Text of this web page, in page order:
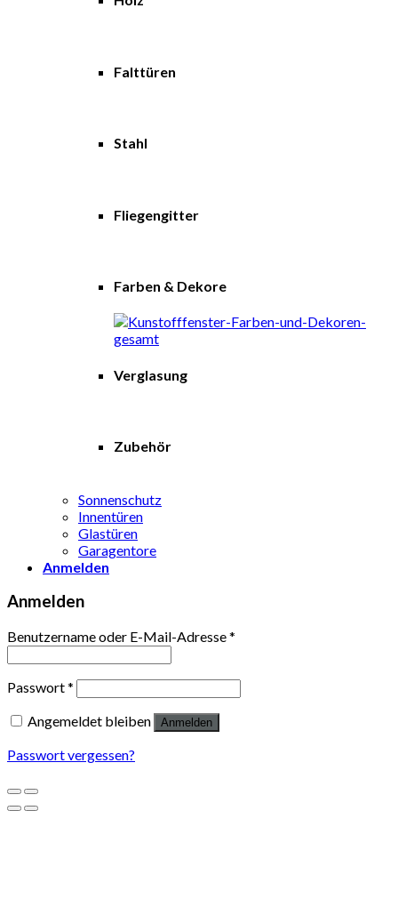
Falttüren
Stahl
Fliegengitter
Farben & Dekore
Verglasung
Zubehör
Sonnenschutz
Innentüren
Glastüren
Garagentore
Anmelden
Anmelden
Benutzername oder E-Mail-Adresse*
Passwort*
Angemeldet bleiben
Anmelden
Passwort vergessen?